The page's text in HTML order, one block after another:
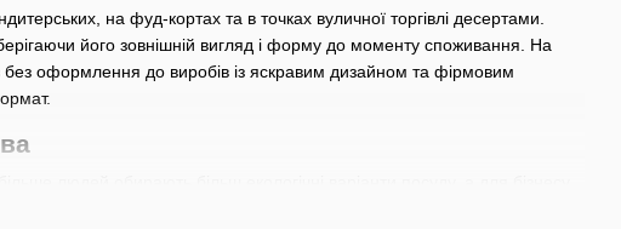
на фуд-кортах та в точках вуличної торгівлі десертами.
його зовнішній вигляд і форму до моменту споживання. На
без оформлення до виробів із яскравим дизайном та фірмовим